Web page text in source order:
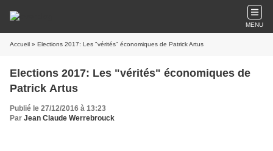
MENU
Accueil » Elections 2017: Les "vérités" économiques de Patrick Artus
Elections 2017: Les "vérités" économiques de
Patrick Artus
Publié le 27/12/2016 à 13:23
Par Jean Claude Werrebrouck